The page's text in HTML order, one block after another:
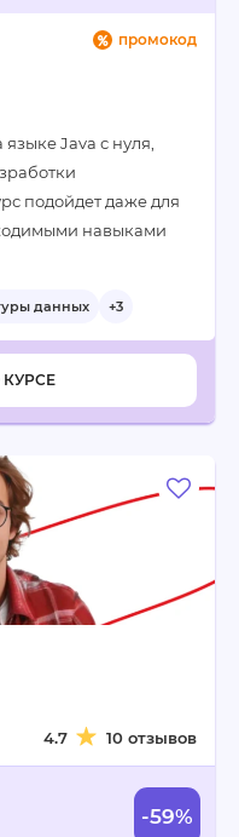
промокод
Java с нуля,
подойдет даже для
навыками
данных +3
4.7 10 отзывов
-59%